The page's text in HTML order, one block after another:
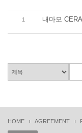
1 내마모
HOME AGREEMENT